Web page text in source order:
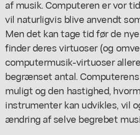
af musik. Computeren er vor
vil naturligvis blive anvendt
Men det kan tage tid før de
finder deres virtuoser (og
computermusik-virtuoser
begrænset antal.
muligt og den hastighed,
instrumenter kan udvikles, vil
ændring af selve begrebet